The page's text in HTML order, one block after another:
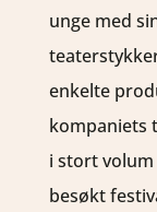
unge med
enkelte
kompaniets
i stort volum
besøkt